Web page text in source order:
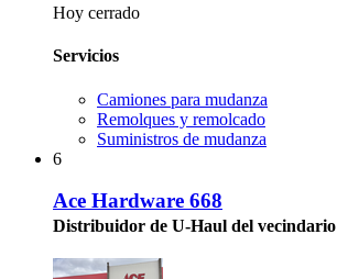
Hoy cerrado
Servicios
Camiones para mudanza
Remolques y remolcado
Suministros de mudanza
6
Ace Hardware 668
Distribuidor de U-Haul del vecindario